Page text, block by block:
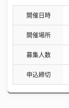
開催日時
開催場所
募集人数
申込締切